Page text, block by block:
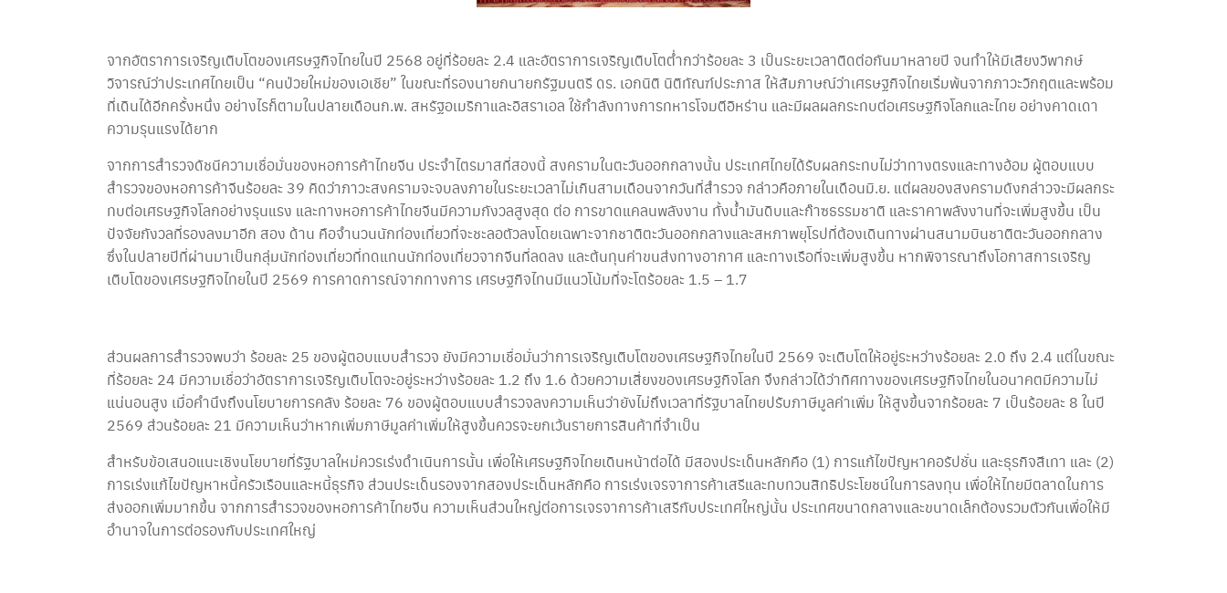
จากอัตราการเจริญเติบโตของเศรษฐกิจไทยในปี 2568 อยู่ที่ร้อยละ 2.4 และอัตราการเจริญเติบโตต่ำกว่าร้อยละ 3 เป็นระยะเวลาติดต่อกันมาหลายปี จนทำให้มีเสียงวิพากษ์
วิจารณ์ว่าประเทศไทยเป็น “คนป่วยใหม่ของเอเชีย” ในขณะที่รองนายกนายกรัฐมนตรี ดร. เอกนิติ นิติทัณฑ์ประภาส ให้สัมภาษณ์ว่าเศรษฐกิจไทยเริ่มพ้นจากภาวะวิกฤตและพร้อม
ที่เดินได้อีกครั้งหนึ่ง อย่างไรก็ตามในปลายเดือนก.พ. สหรัฐอเมริกาและอิสราเอล ใช้กำลังทางการทหารโจมตีอิหร่าน และมีผลผลกระทบต่อเศรษฐกิจโลกและไทย อย่างคาดเดา
ความรุนแรงได้ยาก
จากการสำรวจดัชนีความเชื่อมั่นของหอการค้าไทยจีน ประจำไตรมาสที่สองนี้ สงครามในตะวันออกกลางนั้น ประเทศไทยได้รับผลกระทบไม่ว่าทางตรงและทางอ้อม ผู้ตอบแบบ
สำรวจของหอการค้าจีนร้อยละ 39 คิดว่าภาวะสงครามจะจบลงภายในระยะเวลาไม่เกินสามเดือนจากวันที่สำรวจ กล่าวคือภายในเดือนมิ.ย. แต่ผลของสงครามดังกล่าวจะมีผลกระ
ทบต่อเศรษฐกิจโลกอย่างรุนแรง และทางหอการค้าไทยจีนมีความกังวลสูงสุด ต่อ การขาดแคลนพลังงาน ทั้งน้ำมันดิบและก๊าซธรรมชาติ และราคาพลังงานที่จะเพิ่มสูงขึ้น เป็น
ปัจจัยกังวลที่รองลงมาอีก สอง ด้าน คือจำนวนนักท่องเที่ยวที่จะชะลอตัวลงโดยเฉพาะจากชาติตะวันออกกลางและสหภาพยุโรปที่ต้องเดินทางผ่านสนามบินชาติตะวันออกกลาง
ซึ่งในปลายปีที่ผ่านมาเป็นกลุ่มนักท่องเที่ยวที่ทดแทนนักท่องเที่ยวจากจีนที่ลดลง และต้นทุนค่าขนส่งทางอากาศ และทางเรือที่จะเพิ่มสูงขึ้น หากพิจารณาถึงโอกาสการเจริญ
เติบโตของเศรษฐกิจไทยในปี 2569 การคาดการณ์จากทางการ เศรษฐกิจไทนมีแนวโน้มที่จะโตร้อยละ 1.5 – 1.7
ส่วนผลการสำรวจพบว่า ร้อยละ 25 ของผู้ตอบแบบสำรวจ ยังมีความเชื่อมั่นว่าการเจริญเติบโตของเศรษฐกิจไทยในปี 2569 จะเติบโตให้อยู่ระหว่างร้อยละ 2.0 ถึง 2.4 แต่ในขณะ
ที่ร้อยละ 24 มีความเชื่อว่าอัตราการเจริญเติบโตจะอยู่ระหว่างร้อยละ 1.2 ถึง 1.6 ด้วยความเสี่ยงของเศรษฐกิจโลก จึงกล่าวได้ว่าทิศทางของเศรษฐกิจไทยในอนาคตมีความไม่
แน่นอนสูง เมื่อคำนึงถึงนโยบายการคลัง ร้อยละ 76 ของผู้ตอบแบบสำรวจลงความเห็นว่ายังไม่ถึงเวลาที่รัฐบาลไทยปรับภาษีมูลค่าเพิ่ม ให้สูงขึ้นจากร้อยละ 7 เป็นร้อยละ 8 ในปี
2569 ส่วนร้อยละ 21 มีความเห็นว่าหากเพิ่มภาษีมูลค่าเพิ่มให้สูงขึ้นควรจะยกเว้นรายการสินค้าที่จำเป็น
สำหรับข้อเสนอแนะเชิงนโยบายที่รัฐบาลใหม่ควรเร่งดำเนินการนั้น เพื่อให้เศรษฐกิจไทยเดินหน้าต่อได้ มีสองประเด็นหลักคือ (1) การแก้ไขปัญหาคอรัปชั่น และธุรกิจสีเทา และ (2)
การเร่งแก้ไขปัญหาหนี้ครัวเรือนและหนี้ธุรกิจ ส่วนประเด็นรองจากสองประเด็นหลักคือ การเร่งเจรจาการค้าเสรีและทบทวนสิทธิประโยชน์ในการลงทุน เพื่อให้ไทยมีตลาดในการ
ส่งออกเพิ่มมากขึ้น จากการสำรวจของหอการค้าไทยจีน ความเห็นส่วนใหญ่ต่อการเจรจาการค้าเสรีกับประเทศใหญ่นั้น ประเทศขนาดกลางและขนาดเล็กต้องรวมตัวกันเพื่อให้มี
อำนาจในการต่อรองกับประเทศใหญ่